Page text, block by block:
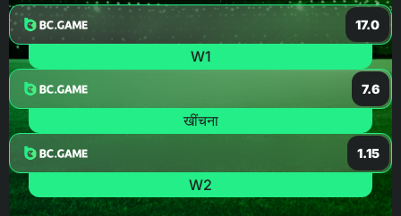
17.0
W1
7.6
खींचना
1.15
W2